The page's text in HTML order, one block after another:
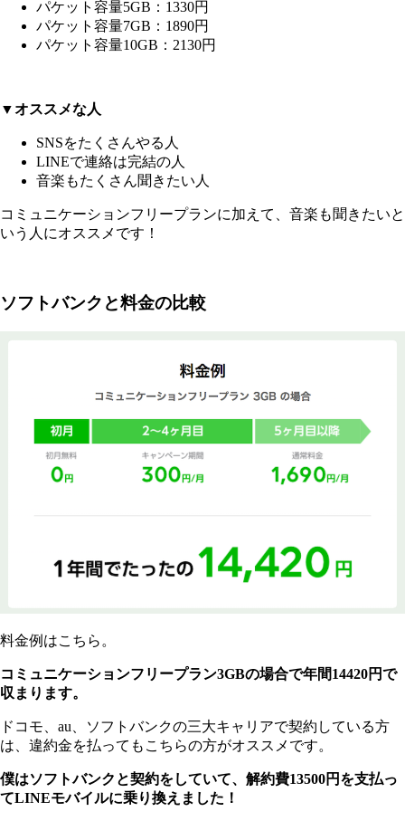
パケット容量5GB：1330円
パケット容量7GB：1890円
パケット容量10GB：2130円
▼オススメな人
SNSをたくさんやる人
LINEで連絡は完結の人
音楽もたくさん聞きたい人
コミュニケーションフリープランに加えて、音楽も聞きたいと
いう人にオススメです！
ソフトバンクと料金の比較
料金例はこちら。
コミュニケーションフリープラン3GBの場合で年間14420円で
収まります。
ドコモ、au、ソフトバンクの三大キャリアで契約している方
は、違約金を払ってもこちらの方がオススメです。
僕はソフトバンクと契約をしていて、解約費13500円を支払っ
てLINEモバイルに乗り換えました！